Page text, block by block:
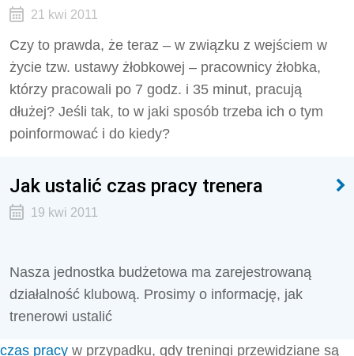
21 kwi 2011
Czy to prawda, że teraz – w związku z wejściem w
życie tzw. ustawy żłobkowej – pracownicy żłobka,
którzy pracowali po 7 godz. i 35 minut, pracują
dłużej? Jeśli tak, to w jaki sposób trzeba ich o tym
poinformować i do kiedy?
Jak ustalić czas pracy trenera
19 kwi 2011
Nasza jednostka budżetowa ma zarejestrowaną
działalność klubową. Prosimy o informację, jak
trenerowi ustalić
czas pracy w przypadku, gdy treningi przewidziane są